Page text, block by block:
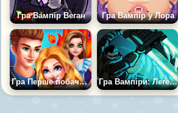
Гра Вампір Веган Гра Вампір у Лора
Гра Перше побачення Принцеси Вампірів Гра Вампіри: Легенда Пандори